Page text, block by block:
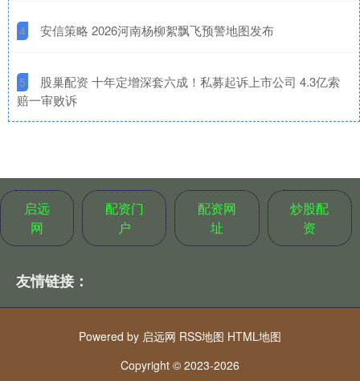
4 ​安信策略 2026河南杨柳絮飘飞预警地图发布
5
​股巢配资 十年定增深套六成！私募起诉上市公司 4.3亿索
赔一审败诉
启远
网
配资门
户
配资网
址
炒股配
资
友情链接：
Powered by 启远网 RSS地图 HTML地图
Copyright © 2023-2026